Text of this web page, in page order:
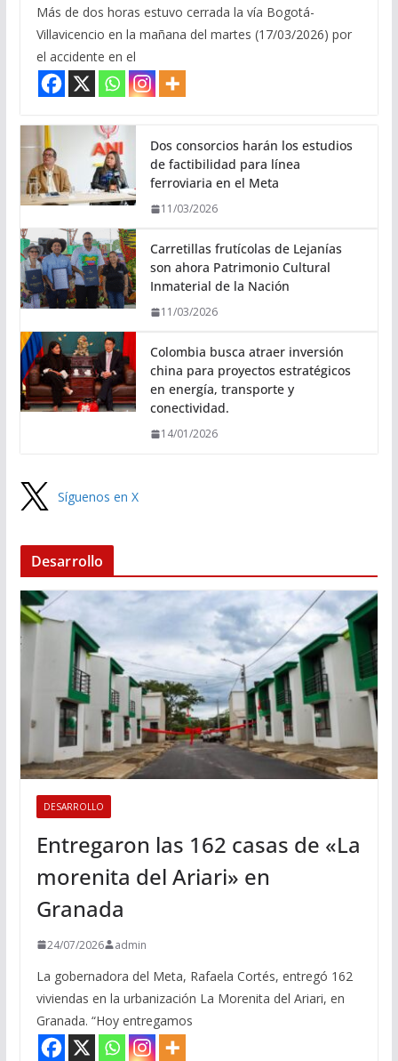
Más de dos horas estuvo cerrada la vía Bogotá-
Villavicencio en la mañana del martes (17/03/2026) por
el accidente en el
Dos consorcios harán los estudios
de factibilidad para línea
ferroviaria en el Meta
11/03/2026
Carretillas frutícolas de Lejanías
son ahora Patrimonio Cultural
Inmaterial de la Nación
11/03/2026
Colombia busca atraer inversión
china para proyectos estratégicos
en energía, transporte y
conectividad.
14/01/2026
Síguenos en X
Desarrollo
DESARROLLO
Entregaron las 162 casas de «La
morenita del Ariari» en
Granada
24/07/2026 admin
La gobernadora del Meta, Rafaela Cortés, entregó 162
viviendas en la urbanización La Morenita del Ariari, en
Granada. “Hoy entregamos